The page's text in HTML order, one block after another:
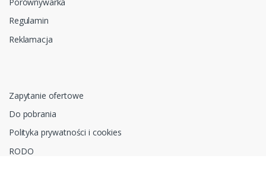
Regulamin
Reklamacja
Zapytanie ofertowe
Do pobrania
Polityka prywatności i cookies
RODO